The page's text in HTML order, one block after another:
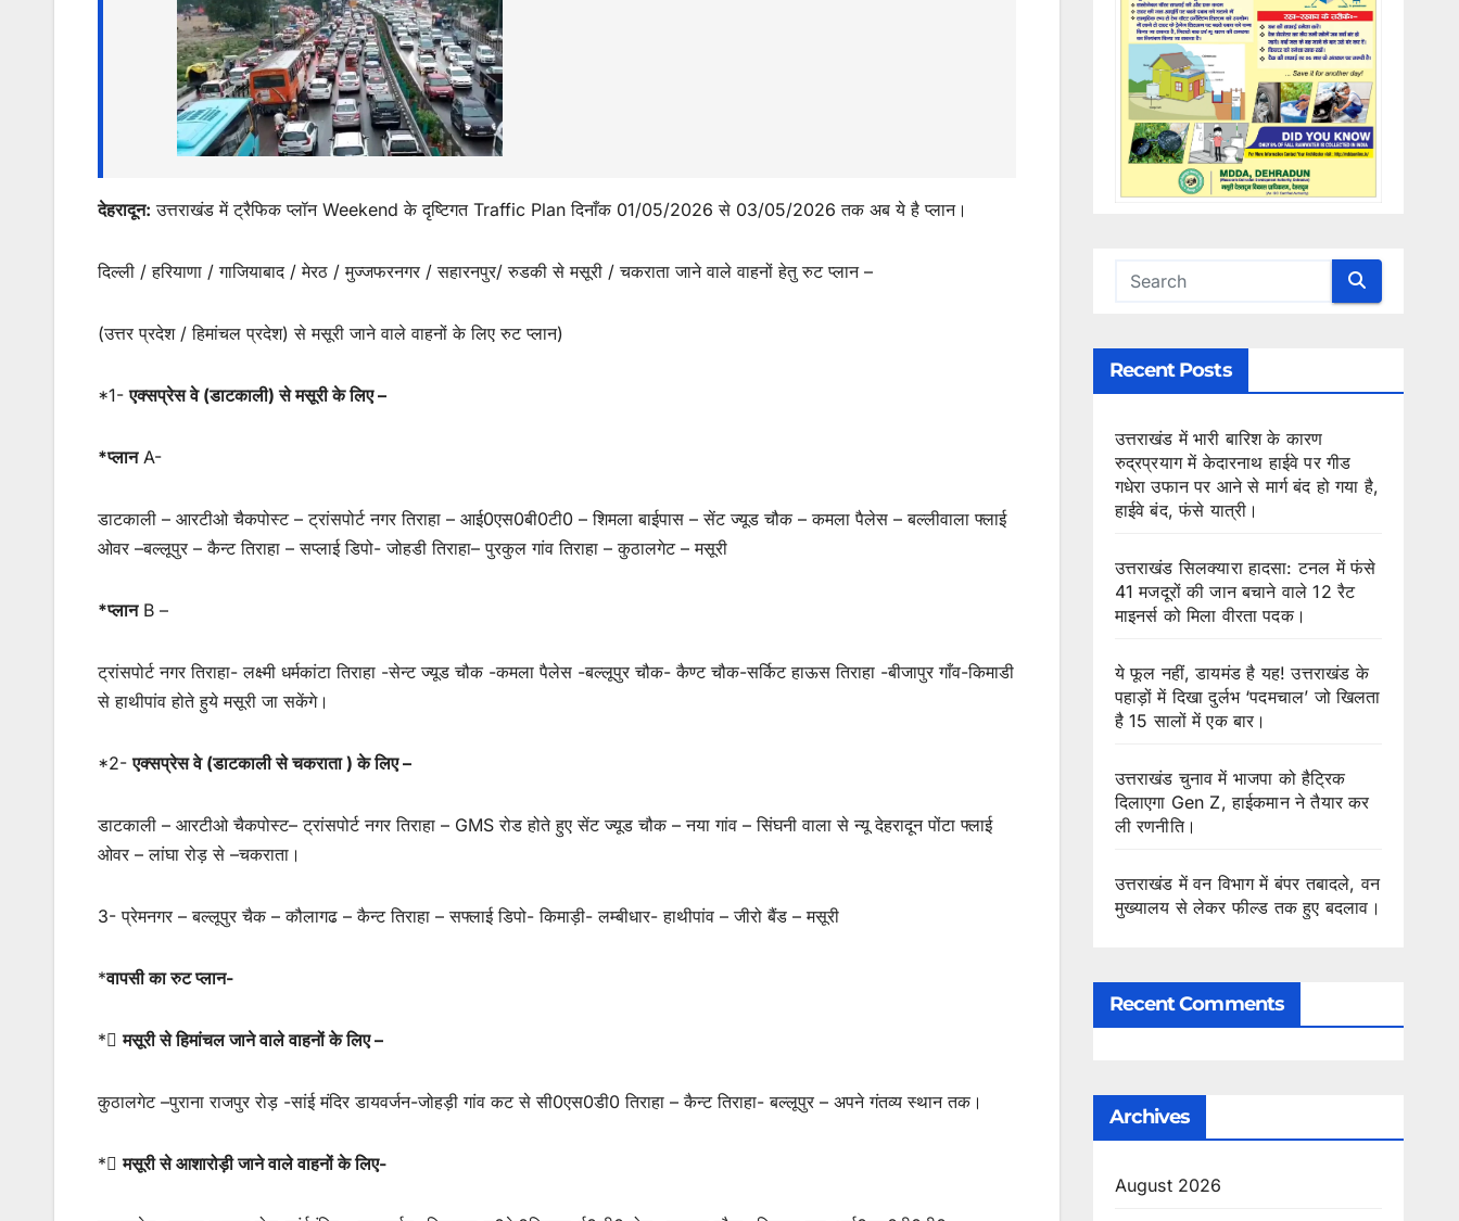
b
o
o
k
e
n
g
er
देहरादून: उत्तराखंड में ट्रैफिक प्लॉन Weekend के दृष्टिगत Traffic Plan दिनाँक 01/05/2026 से 03/05/2026 तक अब ये है प्लान।
दिल्ली / हरियाणा / गाजियाबाद / मेरठ / मुज्जफरनगर / सहारनपुर/ रुडकी से मसूरी / चकराता जाने वाले वाहनों हेतु रुट प्लान –
(उत्तर प्रदेश / हिमांचल प्रदेश) से मसूरी जाने वाले वाहनों के लिए रुट प्लान)
*1-एक्सप्रेस वे (डाटकाली) से मसूरी के लिए –
*प्लानA-
डाटकाली – आरटीओ चैकपोस्ट – ट्रांसपोर्ट नगर तिराहा – आई0एस0बी0टी0 – शिमला बाईपास – सेंट ज्यूड चौक – कमला पैलेस – बल्लीवाला फ्लाई
ओवर –बल्लूपुर – कैन्ट तिराहा – सप्लाई डिपो- जोहडी तिराहा– पुरकुल गांव तिराहा – कुठालगेट – मसूरी
*प्लानB –
ट्रांसपोर्ट नगर तिराहा- लक्ष्मी धर्मकांटा तिराहा -सेन्ट ज्यूड चौक -कमला पैलेस -बल्लूपुर चौक- कैण्ट चौक-सर्किट हाऊस तिराहा -बीजापुर गाँव-किमाडी
से हाथीपांव होते हुये मसूरी जा सकेंगे।
*2-एक्सप्रेस वे (डाटकाली से चकराता ) के लिए –
डाटकाली – आरटीओ चैकपोस्ट– ट्रांसपोर्ट नगर तिराहा – GMS रोड होते हुए सेंट ज्यूड चौक – नया गांव – सिंघनी वाला से न्यू देहरादून पोंटा फ्लाई
ओवर – लांघा रोड़ से –चकराता।
3- प्रेमनगर – बल्लूपुर चैक – कौलागढ – कैन्ट तिराहा – सफ्लाई डिपो- किमाड़ी- लम्बीधार- हाथीपांव – जीरो बैंड – मसूरी
*वापसी का रुट प्लान-
*मसूरी से हिमांचल जाने वाले वाहनों के लिए –
कुठालगेट –पुराना राजपुर रोड़ -सांई मंदिर डायवर्जन-जोहड़ी गांव कट से सी0एस0डी0 तिराहा – कैन्ट तिराहा- बल्लूपुर – अपने गंतव्य स्थान तक।
*मसूरी से आशारोड़ी जाने वाले वाहनों के लिए-
Recent Posts
उत्तराखंड में भारी बारिश के कारण
रुद्रप्रयाग में केदारनाथ हाईवे पर गीड
गधेरा उफान पर आने से मार्ग बंद हो गया है,
हाईवे बंद, फंसे यात्री।
उत्तराखंड सिलक्यारा हादसा: टनल में फंसे
41 मजदूरों की जान बचाने वाले 12 रैट
माइनर्स को मिला वीरता पदक।
ये फूल नहीं, डायमंड है यह! उत्तराखंड के
पहाड़ों में दिखा दुर्लभ ‘पदमचाल’ जो खिलता
है 15 सालों में एक बार।
उत्तराखंड चुनाव में भाजपा को हैट्रिक
दिलाएगा Gen Z, हाईकमान ने तैयार कर
ली रणनीति।
उत्तराखंड में वन विभाग में बंपर तबादले, वन
मुख्यालय से लेकर फील्ड तक हुए बदलाव।
Recent Comments
Archives
August 2026